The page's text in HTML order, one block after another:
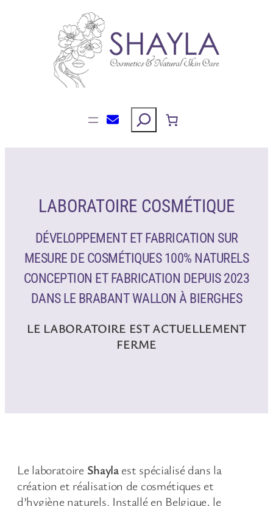
Rechercher
LABORATOIRE COSMÉTIQUE
DÉVELOPPEMENT ET FABRICATION SUR
MESURE DE COSMÉTIQUES 100% NATURELS
CONCEPTION ET FABRICATION DEPUIS 2023
DANS LE BRABANT WALLON À BIERGHES
LE LABORATOIRE EST ACTUELLEMENT
FERME
Le laboratoire Shaylaest spécialisé dans la
création et réalisation de cosmétiques et
d’hygiène naturels. Installé en Belgique, le